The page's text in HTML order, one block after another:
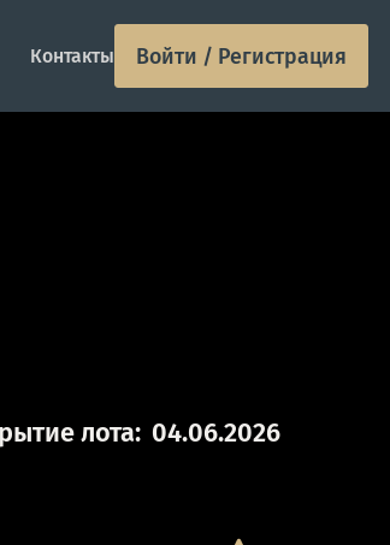
Контакты Войти / Регистрация
лота: 04.06.2026